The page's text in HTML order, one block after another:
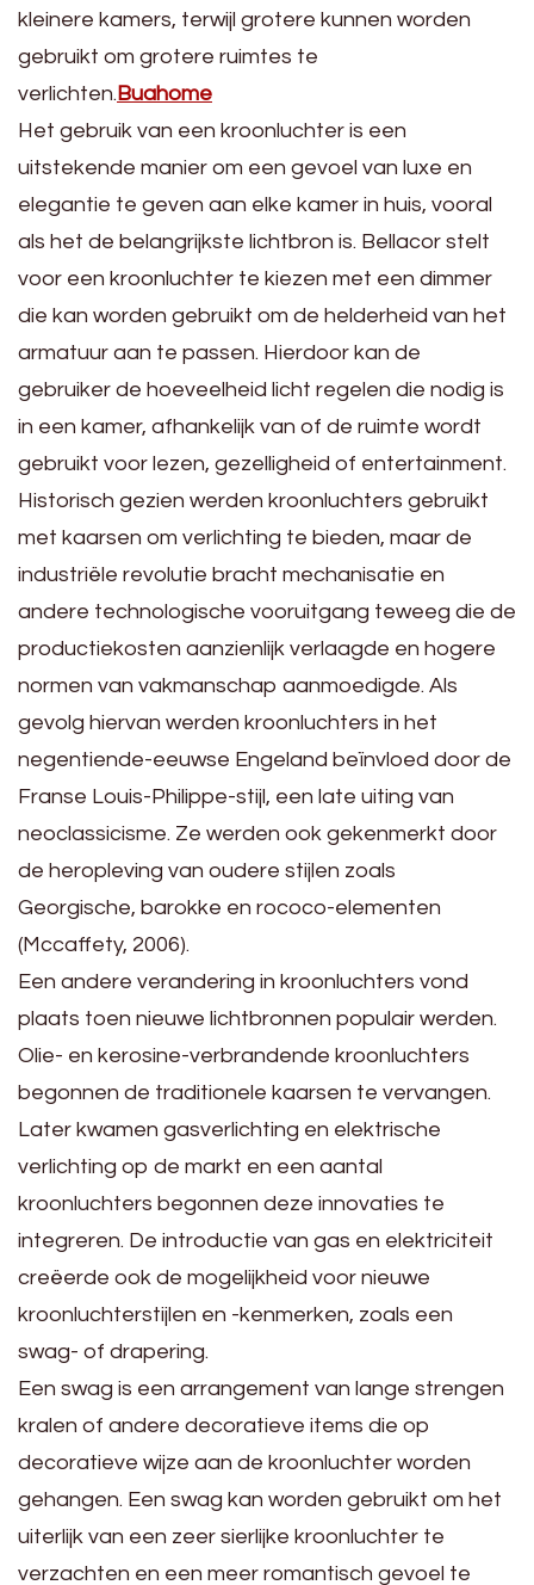
kleinere kamers, terwijl grotere kunnen worden
gebruikt om grotere ruimtes te
verlichten.Buahome
Het gebruik van een kroonluchter is een
uitstekende manier om een gevoel van luxe en
elegantie te geven aan elke kamer in huis, vooral
als het de belangrijkste lichtbron is. Bellacor stelt
voor een kroonluchter te kiezen met een dimmer
die kan worden gebruikt om de helderheid van het
armatuur aan te passen. Hierdoor kan de
gebruiker de hoeveelheid licht regelen die nodig is
in een kamer, afhankelijk van of de ruimte wordt
gebruikt voor lezen, gezelligheid of entertainment.
Historisch gezien werden kroonluchters gebruikt
met kaarsen om verlichting te bieden, maar de
industriële revolutie bracht mechanisatie en
andere technologische vooruitgang teweeg die de
productiekosten aanzienlijk verlaagde en hogere
normen van vakmanschap aanmoedigde. Als
gevolg hiervan werden kroonluchters in het
negentiende-eeuwse Engeland beïnvloed door de
Franse Louis-Philippe-stijl, een late uiting van
neoclassicisme. Ze werden ook gekenmerkt door
de heropleving van oudere stijlen zoals
Georgische, barokke en rococo-elementen
(Mccaffety, 2006).
Een andere verandering in kroonluchters vond
plaats toen nieuwe lichtbronnen populair werden.
Olie- en kerosine-verbrandende kroonluchters
begonnen de traditionele kaarsen te vervangen.
Later kwamen gasverlichting en elektrische
verlichting op de markt en een aantal
kroonluchters begonnen deze innovaties te
integreren. De introductie van gas en elektriciteit
creëerde ook de mogelijkheid voor nieuwe
kroonluchterstijlen en -kenmerken, zoals een
swag- of drapering.
Een swag is een arrangement van lange strengen
kralen of andere decoratieve items die op
decoratieve wijze aan de kroonluchter worden
gehangen. Een swag kan worden gebruikt om het
uiterlijk van een zeer sierlijke kroonluchter te
verzachten en een meer romantisch gevoel te